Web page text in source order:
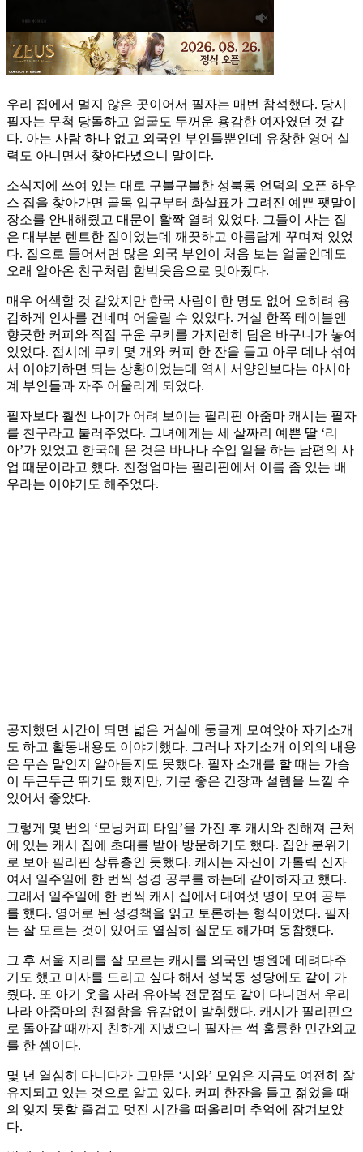
우리 집에서 멀지 않은 곳이어서 필자는 매번 참석했다. 당시
필자는 무척 당돌하고 얼굴도 두꺼운 용감한 여자였던 것 같
다. 아는 사람 하나 없고 외국인 부인들뿐인데 유창한 영어 실
력도 아니면서 찾아다녔으니 말이다.
소식지에 쓰여 있는 대로 구불구불한 성북동 언덕의 오픈 하우
스 집을 찾아가면 골목 입구부터 화살표가 그려진 예쁜 팻말이
장소를 안내해줬고 대문이 활짝 열려 있었다. 그들이 사는 집
은 대부분 렌트한 집이었는데 깨끗하고 아름답게 꾸며져 있었
다. 집으로 들어서면 많은 외국 부인이 처음 보는 얼굴인데도
오래 알아온 친구처럼 함박웃음으로 맞아줬다.
매우 어색할 것 같았지만 한국 사람이 한 명도 없어 오히려 용
감하게 인사를 건네며 어울릴 수 있었다. 거실 한쪽 테이블엔
향긋한 커피와 직접 구운 쿠키를 가지런히 담은 바구니가 놓여
있었다. 접시에 쿠키 몇 개와 커피 한 잔을 들고 아무 데나 섞여
서 이야기하면 되는 상황이었는데 역시 서양인보다는 아시아
계 부인들과 자주 어울리게 되었다.
필자보다 훨씬 나이가 어려 보이는 필리핀 아줌마 캐시는 필자
를 친구라고 불러주었다. 그녀에게는 세 살짜리 예쁜 딸 ‘리
아’가 있었고 한국에 온 것은 바나나 수입 일을 하는 남편의 사
업 때문이라고 했다. 친정엄마는 필리핀에서 이름 좀 있는 배
우라는 이야기도 해주었다.
공지했던 시간이 되면 넓은 거실에 둥글게 모여앉아 자기소개
도 하고 활동내용도 이야기했다. 그러나 자기소개 이외의 내용
은 무슨 말인지 알아듣지도 못했다. 필자 소개를 할 때는 가슴
이 두근두근 뛰기도 했지만, 기분 좋은 긴장과 설렘을 느낄 수
있어서 좋았다.
그렇게 몇 번의 ‘모닝커피 타임’을 가진 후 캐시와 친해져 근처
에 있는 캐시 집에 초대를 받아 방문하기도 했다. 집안 분위기
로 보아 필리핀 상류층인 듯했다. 캐시는 자신이 가톨릭 신자
여서 일주일에 한 번씩 성경 공부를 하는데 같이하자고 했다.
그래서 일주일에 한 번씩 캐시 집에서 대여섯 명이 모여 공부
를 했다. 영어로 된 성경책을 읽고 토론하는 형식이었다. 필자
는 잘 모르는 것이 있어도 열심히 질문도 해가며 동참했다.
그 후 서울 지리를 잘 모르는 캐시를 외국인 병원에 데려다주
기도 했고 미사를 드리고 싶다 해서 성북동 성당에도 같이 가
줬다. 또 아기 옷을 사러 유아복 전문점도 같이 다니면서 우리
나라 아줌마의 친절함을 유감없이 발휘했다. 캐시가 필리핀으
로 돌아갈 때까지 친하게 지냈으니 필자는 썩 훌륭한 민간외교
를 한 셈이다.
몇 년 열심히 다니다가 그만둔 ‘시와’ 모임은 지금도 여전히 잘
유지되고 있는 것으로 알고 있다. 커피 한잔을 들고 젊었을 때
의 잊지 못할 즐겁고 멋진 시간을 떠올리며 추억에 잠겨보았
다.